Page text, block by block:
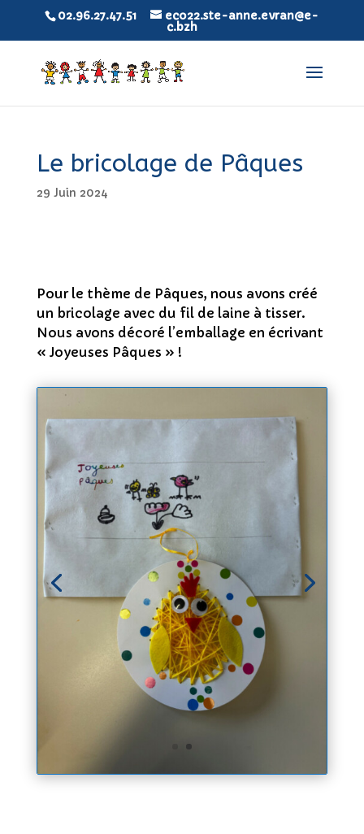
02.96.27.47.51 eco22.ste-anne.evran@e-
c.bzh
Le bricolage de Pâques
29 Juin 2024
Pour le thème de Pâques, nous avons créé
un bricolage avec du fil de laine à tisser.
Nous avons décoré l’emballage en écrivant
« Joyeuses Pâques » !